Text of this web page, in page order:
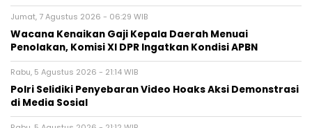
Jumat, 7 Agustus 2026 - 06:29 WIB
Wacana Kenaikan Gaji Kepala Daerah Menuai
Penolakan, Komisi XI DPR Ingatkan Kondisi APBN
Rabu, 5 Agustus 2026 - 21:14 WIB
Polri Selidiki Penyebaran Video Hoaks Aksi Demonstrasi
di Media Sosial